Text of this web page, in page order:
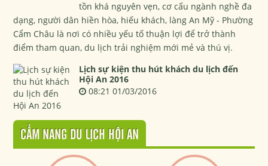
tồn khá nguyên vẹn, cơ cấu ngành nghề đa
dạng, người dân hiền hòa, hiếu khách, làng An Mỹ - Phường
Cẩm Châu là nơi có nhiều yếu tố thuận lợi để trở thành
điểm tham quan, du lịch trải nghiệm mới mẻ và thú vị.
Lịch sự kiện thu hút khách du lịch đến
Hội An 2016
08:21 01/03/2016
CẨM NANG DU LỊCH HỘI AN